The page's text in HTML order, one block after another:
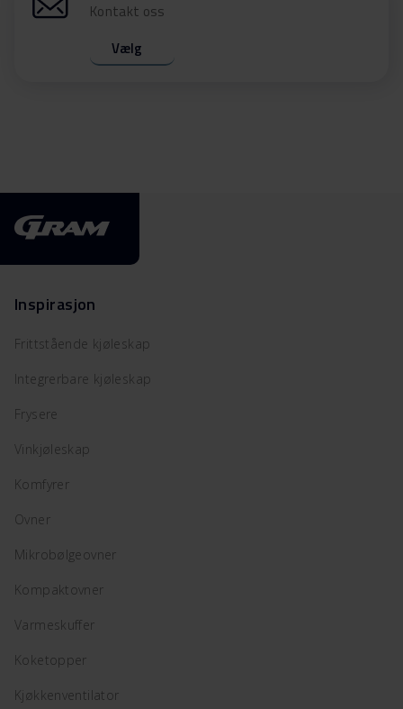
Kontakt oss
Vælg
Inspirasjon
Frittstående kjøleskap
Integrerbare kjøleskap
Frysere
Vinkjøleskap
Komfyrer
Ovner
Mikrobølgeovner
Kompaktovner
Varmeskuffer
Koketopper
Kjøkkenventilator